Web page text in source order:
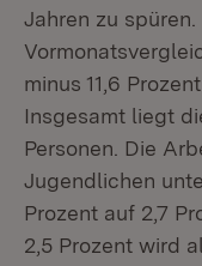
Jahren zu
minus 11,6
Insgesamt liegt
Personen. Die
Jugendlichen
Prozent auf 2,7
2,5 Prozent wird